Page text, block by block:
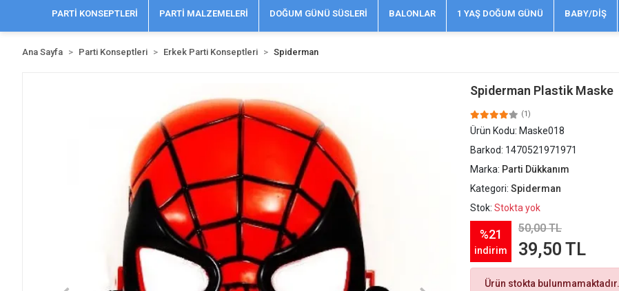
PARTİ KONSEPTLERİ PARTİ MALZEMELERİ DOĞUM GÜNÜ SÜSLERİ BALONLAR 1 YAŞ DOĞUM GÜNÜ BABY/DİŞ
Ana Sayfa Parti Konseptleri Erkek Parti Konseptleri Spiderman
Spiderman Plastik Maske
(1)
Ürün Kodu: Maske018
Barkod: 1470521971971
Marka: Parti Dükkanım
Kategori: Spiderman
Stok: Stokta yok
%21
indirim
50,00 TL
39,50 TL
Ürün stokta bulunmamaktadır.